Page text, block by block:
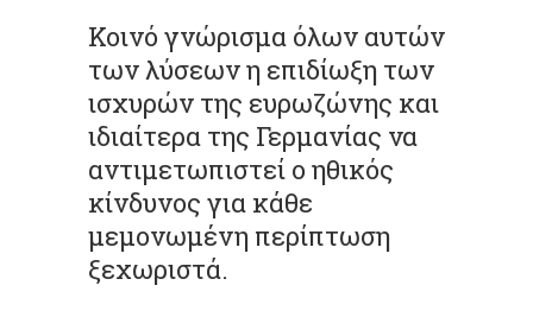
Κοινό γνώρισμα όλων αυτών
των λύσεων η επιδίωξη των
ισχυρών της ευρωζώνης και
ιδιαίτερα της Γερμανίας να
αντιμετωπιστεί ο ηθικός
κίνδυνος για κάθε
μεμονωμένη περίπτωση
ξεχωριστά.